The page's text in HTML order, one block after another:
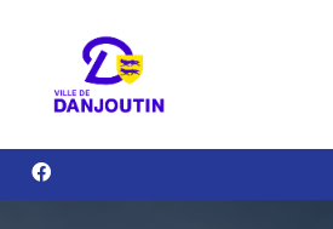
contenu
for: